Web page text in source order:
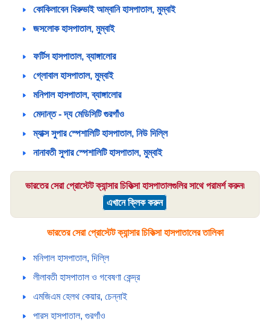
কোকিলাবেন ধিরুভাই আম্বানি হাসপাতাল, মুম্বাই
জসলোক হাসপাতাল, মুম্বাই
ফর্টিস হাসপাতাল, ব্যাঙ্গালোর
গ্লোবাল হাসপাতাল, মুম্বাই
মনিপাল হাসপাতাল, ব্যাঙ্গালোর
মেদান্ত - দ্য মেডিসিটি গুরগাঁও
ম্যাক্স সুপার স্পেশালিটি হাসপাতাল, নিউ দিল্লি
নানাবতী সুপার স্পেশালিটি হাসপাতাল, মুম্বাই
ভারতের সেরা প্রোস্টেট ক্যান্সার চিকিত্সা হাসপাতালগুলির সাথে পরামর্শ করুন৷
এখানে ক্লিক করুন
ভারতের সেরা প্রোস্টেট ক্যান্সার চিকিত্সা হাসপাতালের তালিকা
মনিপাল হাসপাতাল, দিল্লি
লীলাবতী হাসপাতাল ও গবেষণা কেন্দ্র
এমজিএম হেলথ কেয়ার, চেন্নাই
পারস হাসপাতাল, গুরগাঁও